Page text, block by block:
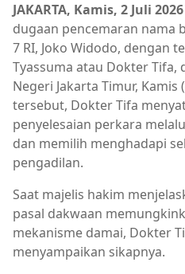
JAKARTA, Kamis, 2 Juli 2026
dugaan pencemaran nama
7 RI, Joko Widodo, dengan
Tyassuma atau Dokter Tifa,
Negeri Jakarta Timur,
tersebut, Dokter Tifa
penyelesaian perkara
dan memilih menghadapi
pengadilan.
Saat majelis hakim
pasal dakwaan
mekanisme damai, Dokter
menyampaikan sikapnya.